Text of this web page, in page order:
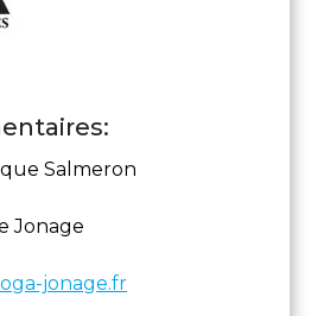
Salmeron
Jonage
jonage.fr